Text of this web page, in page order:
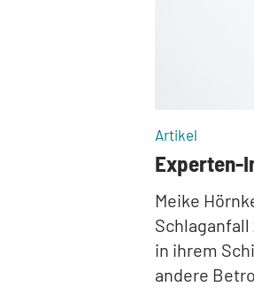
Artikel
Experten-
Meike
in ihrem
andere